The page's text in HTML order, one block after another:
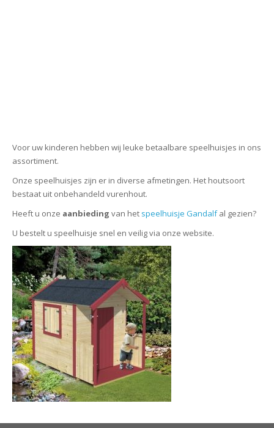
Voor uw kinderen hebben wij leuke betaalbare speelhuisjes in ons
assortiment.
Onze speelhuisjes zijn er in diverse afmetingen. Het houtsoort
bestaat uit onbehandeld vurenhout.
Heeft u onze aanbieding van het speelhuisje Gandalfal gezien?
U bestelt u speelhuisje snel en veilig via onze website.